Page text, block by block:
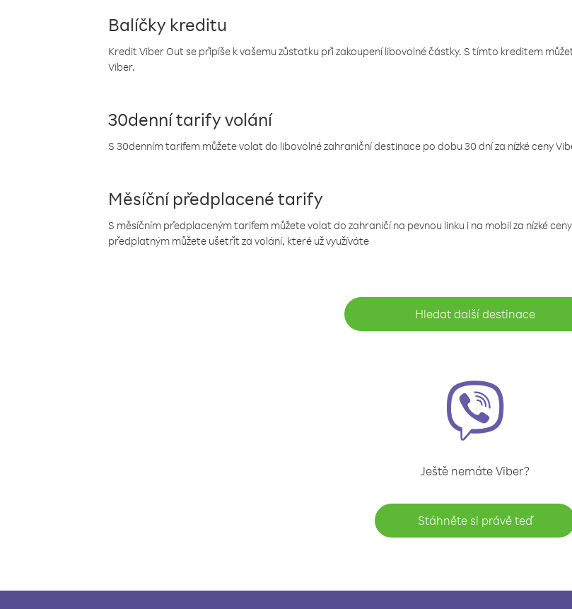
Balíčky kreditu
Kredit Viber Out se připíše k vašemu zůstatku při zakoupení libovolné částky. S tímto kreditem
Viber.
30denní tarify volání
S 30denním tarifem můžete volat do libovolné zahraniční destinace po dobu 30 dní za nízké ceny
Měsíční předplacené tarify
S měsíčním předplaceným tarifem můžete volat do zahraničí na pevnou linku i na mobil za nízké
předplatným můžete ušetřit za volání, které už využíváte
Hledat další destinace
Ještě nemáte Viber?
Stáhněte si právě teď